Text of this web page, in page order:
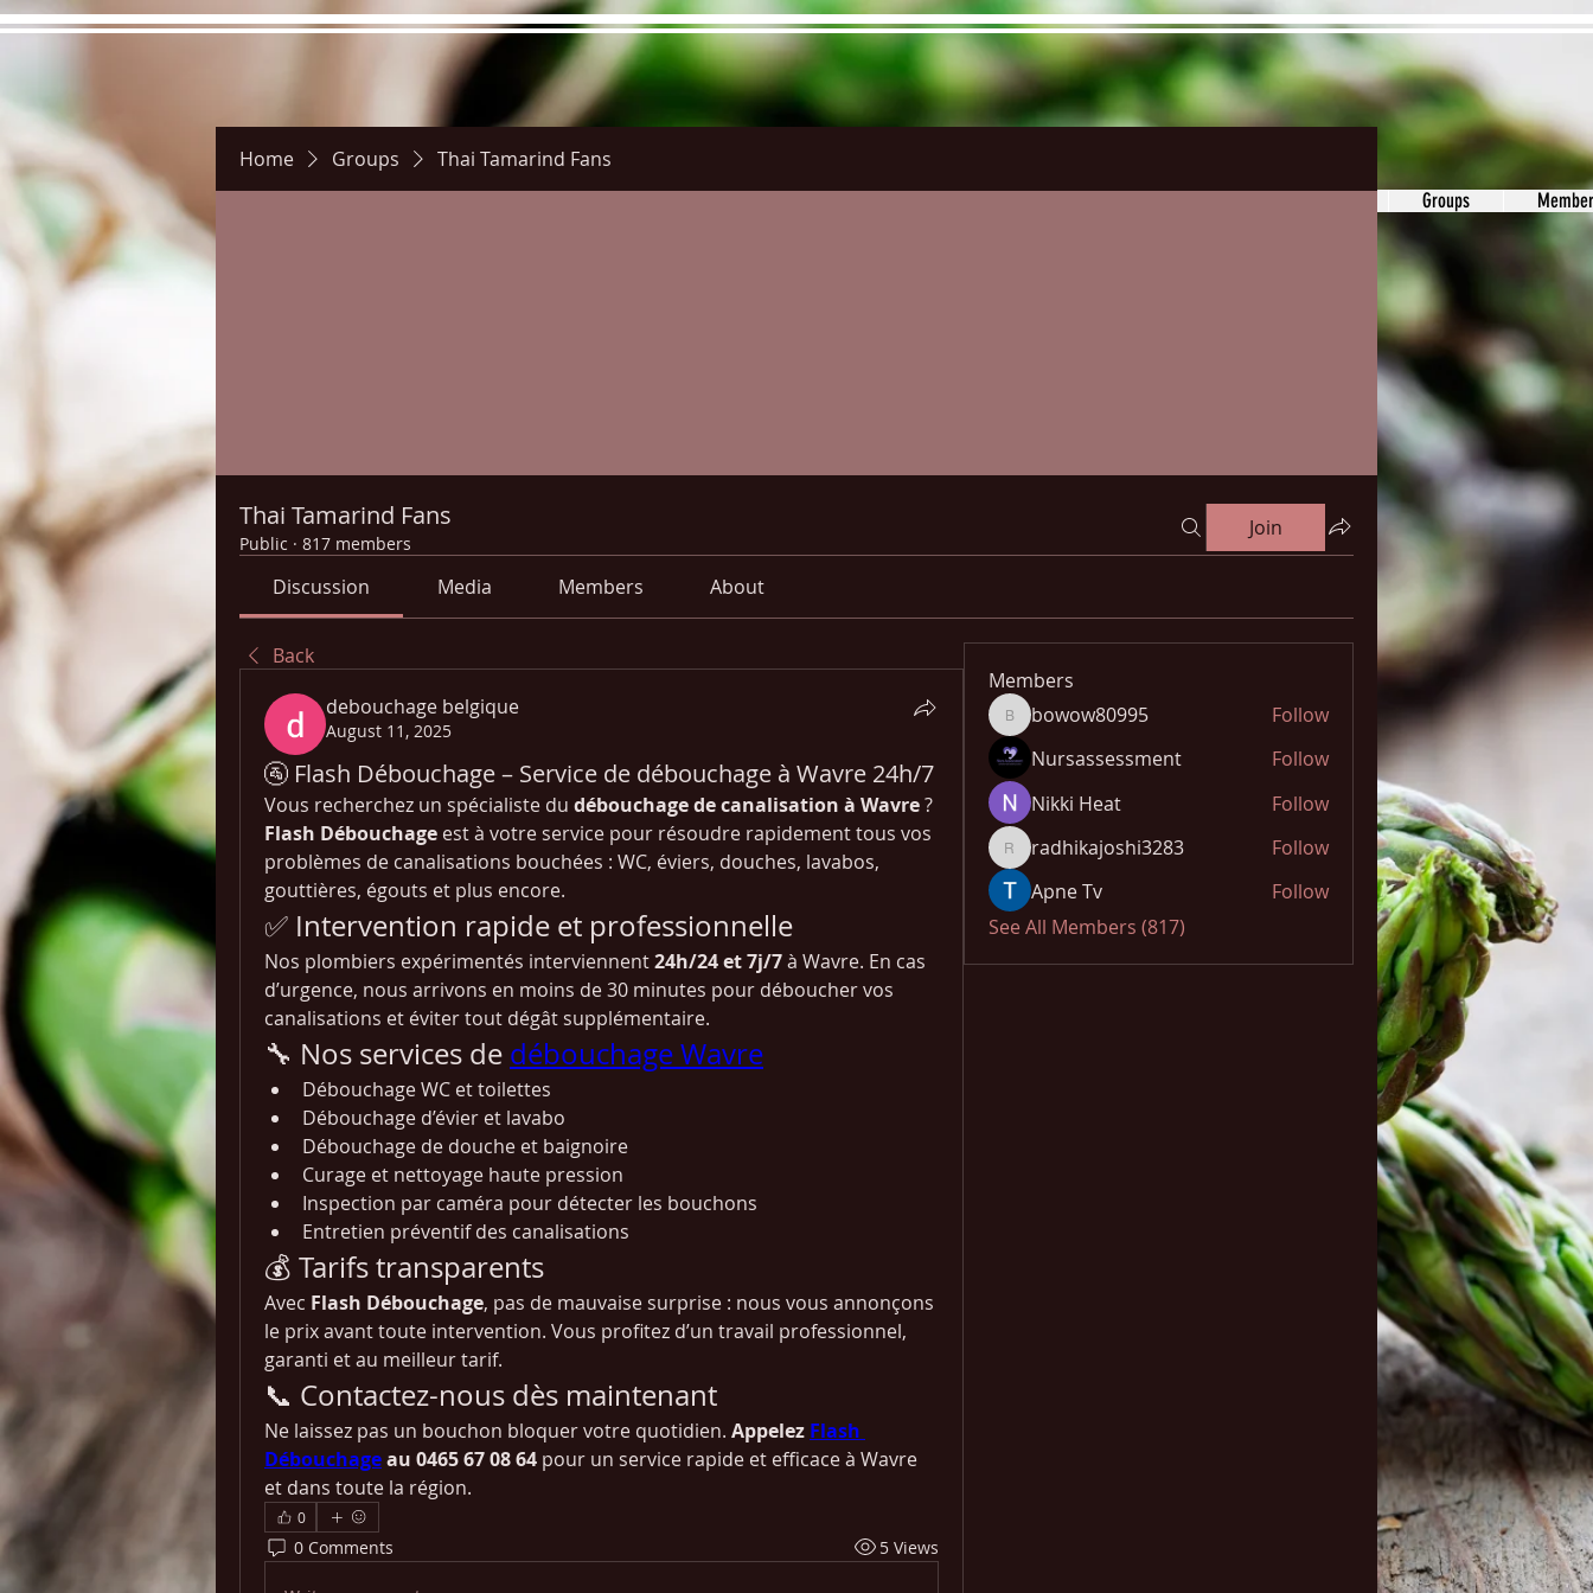
Groups
Home Groups Thai Tamarind Fans
Thai Tamarind Fans
Public · 817 members
Join
Discussion Media Members About
Back
debouchage belgique
August 11, 2025
🚰 Flash Débouchage – Service de débouchage à Wavre 24h/7
Vous recherchez un spécialiste du débouchage de canalisation à Wavre ?
Flash Débouchage est à votre service pour résoudre rapidement tous vos
problèmes de canalisations bouchées : WC, éviers, douches, lavabos,
gouttières, égouts et plus encore.
✅ Intervention rapide et professionnelle
Nos plombiers expérimentés interviennent 24h/24 et 7j/7 à Wavre. En cas
d’urgence, nous arrivons en moins de 30 minutes pour déboucher vos
canalisations et éviter tout dégât supplémentaire.
🔧 Nos services de débouchage Wavre
Débouchage WC et toilettes
Débouchage d’évier et lavabo
Débouchage de douche et baignoire
Curage et nettoyage haute pression
Inspection par caméra pour détecter les bouchons
Entretien préventif des canalisations
💰 Tarifs transparents
Avec Flash Débouchage, pas de mauvaise surprise : nous vous annonçons
le prix avant toute intervention. Vous profitez d’un travail professionnel,
garanti et au meilleur tarif.
📞 Contactez-nous dès maintenant
Ne laissez pas un bouchon bloquer votre quotidien. Appelez Flash
Débouchage au 0465 67 08 64 pour un service rapide et efficace à Wavre
et dans toute la région.
0
0 Comments 5 Views
Members
bowow80995
bowow80995
Follow
Nursassessment
Follow
Nikki Heat
Follow
radhikajoshi3283
radhikajoshi3283
Follow
Apne Tv
Follow
See All Members (817)